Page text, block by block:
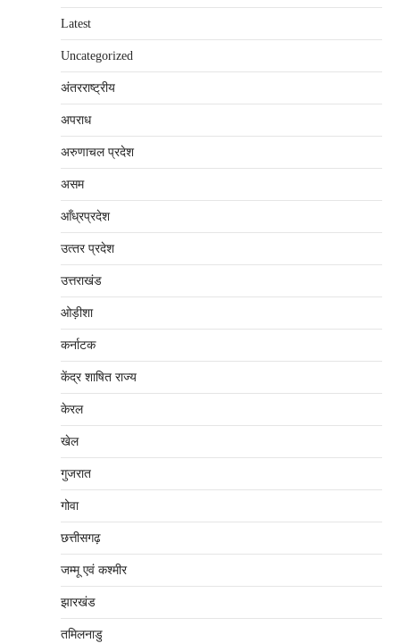
Latest
Uncategorized
अंतरराष्‍ट्रीय
अपराध
अरुणाचल प्रदेश
असम
आँध्रप्रदेश
उत्‍तर प्रदेश
उत्तराखंड
ओड़ीशा
कर्नाटक
केंद्र शाषित राज्य
केरल
खेल
गुजरात
गोवा
छत्तीसगढ़
जम्‍मू एवं कश्‍मीर
झारखंड
तमिलनाडु